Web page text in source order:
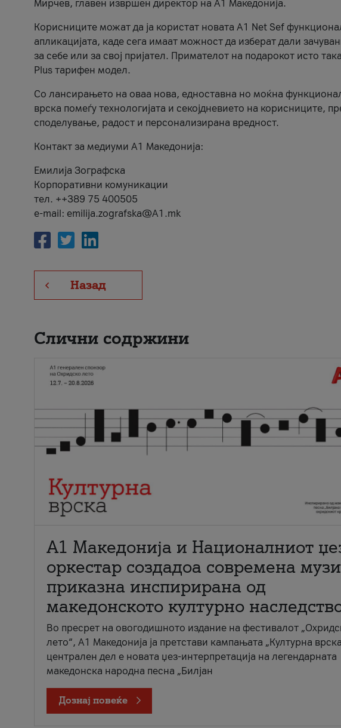
Мирчев, главен извршен директор на А1 Македонија.
Корисниците можат да ја користат новата А1 Net Sef
апликацијата, каде сега имаат можност да изберат дали
за себе или за свој пријател. Примателот на подарокот исто
Plus тарифен модел.
Со лансирањето на оваа нова, едноставна но моќна
врска помеѓу технологијата и секојдневието на корисниците,
споделување, радост и персонализирана вредност.
Контакт за медиуми А1 Македонија:
Емилија Зографска
Корпоративни комуникации
тел. ++389 75 400505
e-mail: emilija.zografska@A1.mk
Назад
Слични содржини
А1 Македонија и Националниот
оркестар создадоа современа
приказна инспирирана од
македонското културно
Во пресрет на овогодишното издание на фестивалот
лето“, А1 Македонија ја претстави кампањата „Културна
централен дел е новата џез-интерпретација на легендарната
македонска народна песна „Билјан
Дознај повеќе